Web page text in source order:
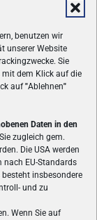
benutzen wir
unserer Website
Sie
mit dem Klick auf die
auf"Ablehnen"
Daten in den
zugleich gem.
Die USA werden
nach EU-Standards
insbesondere
und zu
Wenn Sie auf
älteste Online-
News,
Gaming-